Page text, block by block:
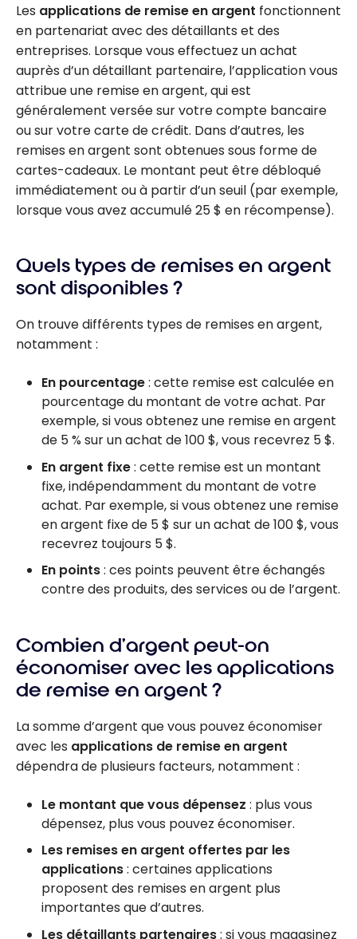
Les applications de remise en argent fonctionnent
en partenariat avec des détaillants et des
entreprises. Lorsque vous effectuez un achat
auprès d’un détaillant partenaire, l’application vous
attribue une remise en argent, qui est
généralement versée sur votre compte bancaire
ou sur votre carte de crédit. Dans d’autres, les
remises en argent sont obtenues sous forme de
cartes-cadeaux. Le montant peut être débloqué
immédiatement ou à partir d’un seuil (par exemple,
lorsque vous avez accumulé 25 $ en récompense).
Quels types de remises en argent
sont disponibles ?
On trouve différents types de remises en argent,
notamment :
En pourcentage: cette remise est calculée en
pourcentage du montant de votre achat. Par
exemple, si vous obtenez une remise en argent
de 5 % sur un achat de 100 $, vous recevrez 5 $.
En argent fixe: cette remise est un montant
fixe, indépendamment du montant de votre
achat. Par exemple, si vous obtenez une remise
en argent fixe de 5 $ sur un achat de 100 $, vous
recevrez toujours 5 $.
En points: ces points peuvent être échangés
contre des produits, des services ou de l’argent.
Combien d’argent peut-on
économiser avec les applications
de remise en argent ?
La somme d’argent que vous pouvez économiser
avec les applications de remise en argent
dépendra de plusieurs facteurs, notamment :
Le montant que vous dépensez : plus vous
dépensez, plus vous pouvez économiser.
Les remises en argent offertes par les
applications: certaines applications
proposent des remises en argent plus
importantes que d’autres.
Les détaillants partenaires: si vous magasinez